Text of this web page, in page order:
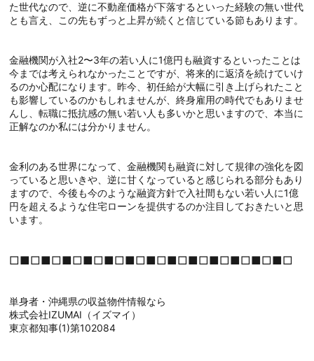
た世代なので、逆に不動産価格が下落するといった経験の無い世代
とも言え、この先もずっと上昇が続くと信じている節もあります。
金融機関が入社2〜3年の若い人に1億円も融資するといったことは
今までは考えられなかったことですが、将来的に返済を続けていけ
るのか心配になります。昨今、初任給が大幅に引き上げられたこと
も影響しているのかもしれませんが、終身雇用の時代でもありませ
んし、転職に抵抗感の無い若い人も多いかと思いますので、本当に
正解なのか私には分かりません。
金利のある世界になって、金融機関も融資に対して規律の強化を図
っていると思いきや、逆に甘くなっていると感じられる部分もあり
ますので、今後も今のような融資方針で入社間もない若い人に1億
円を超えるような住宅ローンを提供するのか注目しておきたいと思
います。
□■□■□■□■□■□■□■□■□■□■□■□■□■□
単身者・沖縄県の収益物件情報なら
株式会社IZUMAI（イズマイ）
東京都知事(1)第102084